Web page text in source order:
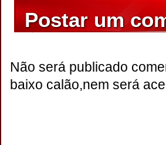
Postar um
Não será publicado
baixo calão,nem será